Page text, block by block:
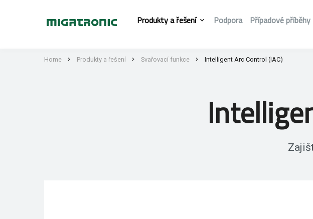
Produkty a řešení Podpora Případové příběhy
Home Produkty a řešení Svařovací funkce Intelligent Arc Control (IAC)